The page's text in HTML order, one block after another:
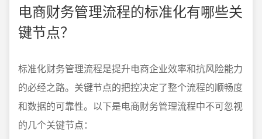
电商财务管理流程的标准化有哪些关
键节点？
标准化财务管理流程是提升电商企业效率和抗风险能力
的必经之路。关键节点的把控决定了整个流程的顺畅度
和数据的可靠性。以下是电商财务管理流程中不可忽视
的几个关键节点：